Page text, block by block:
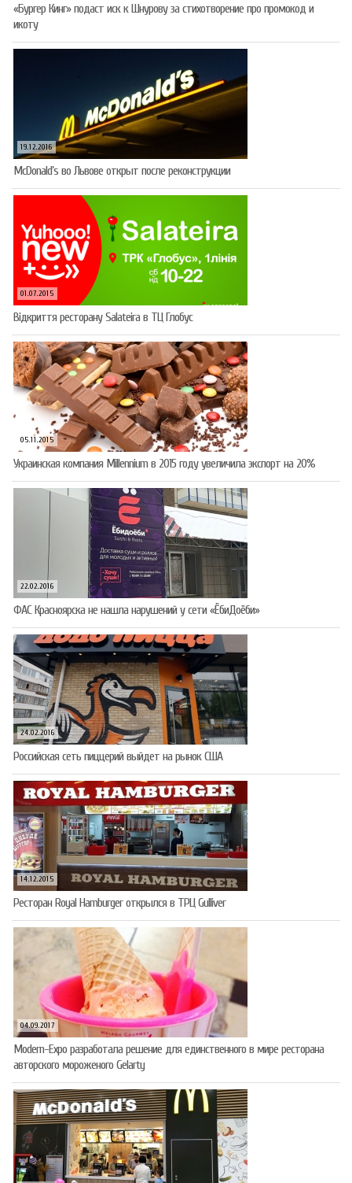
«Бургер Кинг» подаст иск к Шнурову за стихотворение про промокод и
икоту
19.12.2016
McDonald’s во Львове открыт после реконструкции
01.07.2015
Відкриття ресторану Salateirа в ТЦ Глобус
05.11.2015
Украинская компания Millennium в 2015 году увеличила экспорт на 20%
22.02.2016
ФАС Красноярска не нашла нарушений у сети «ЁбиДоёби»
24.02.2016
Российская сеть пиццерий выйдет на рынок США
14.12.2015
Ресторан Royal Hamburger открылся в ТРЦ Gulliver
04.09.2017
Modern-Expo разработала решение для единственного в мире ресторана
авторского мороженого Gelarty